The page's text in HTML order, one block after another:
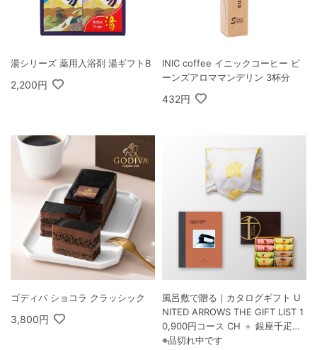
湯シリーズ 薬用入浴剤 湯ギフトB
2,200円
INIC coffee イニックコーヒー ビ
ーンズアロママンデリン 3杯分
432円
ゴディバ ショコラ クラッシック
3,800円
風呂敷で贈る｜カタログギフト U
NITED ARROWS THE GIFT LIST 1
0,900円コース CH ＋ 銀座千疋屋
銀座フルーツフィナンシェ 8個入
※品切れ中です